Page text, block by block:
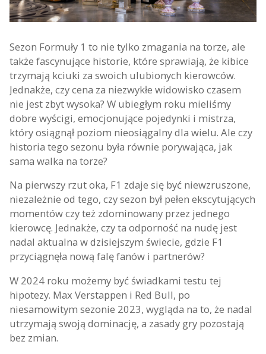
Sezon Formuły 1 to nie tylko zmagania na torze, ale
także fascynujące historie, które sprawiają, że kibice
trzymają kciuki za swoich ulubionych kierowców.
Jednakże, czy cena za niezwykłe widowisko czasem
nie jest zbyt wysoka? W ubiegłym roku mieliśmy
dobre wyścigi, emocjonujące pojedynki i mistrza,
który osiągnął poziom nieosiągalny dla wielu. Ale czy
historia tego sezonu była równie porywająca, jak
sama walka na torze?
Na pierwszy rzut oka, F1 zdaje się być niewzruszone,
niezależnie od tego, czy sezon był pełen ekscytujących
momentów czy też zdominowany przez jednego
kierowcę. Jednakże, czy ta odporność na nudę jest
nadal aktualna w dzisiejszym świecie, gdzie F1
przyciągnęła nową falę fanów i partnerów?
W 2024 roku możemy być świadkami testu tej
hipotezy. Max Verstappen i Red Bull, po
niesamowitym sezonie 2023, wygląda na to, że nadal
utrzymają swoją dominację, a zasady gry pozostają
bez zmian.